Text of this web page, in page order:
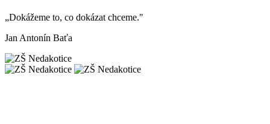
„Dokážeme to, co dokázat chceme."
Jan Antonín Baťa